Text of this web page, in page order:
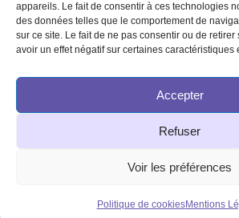
appareils. Le fait de consentir à ces technologies
des données telles que le comportement de
sur ce site. Le fait de ne pas consentir ou de
avoir un effet négatif sur certaines caractéristiques
Accepter
Refuser
Voir les préférences
Politique de cookiesMentions
ARCHIVES
ACTIVITÉS PASSÉES
© 2003-2025 INSTITUT
INTERNATIONAL
51 rue de l'Aqueduc 75010 Paris -